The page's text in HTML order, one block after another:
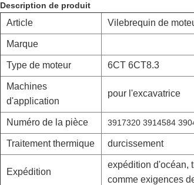
Description de produit
Article Vilebrequin de
Marque
Type de moteur 6CT 6CT8.3
Machines
d'application
pour l'excavatrice
Numéro de la pièce 3917320 3914584
Traitement thermique durcissement
Expédition
expédition d'océan,
comme exigences